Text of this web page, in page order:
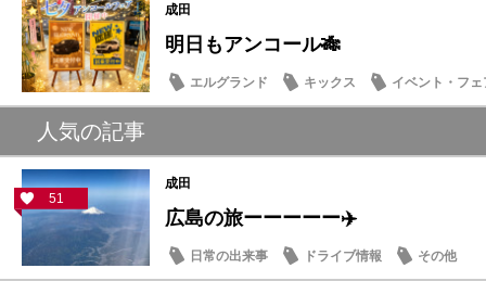
成田
明日もアンコール🎋
エルグランド キックス イベント・フェ
人気の記事
51
成田
広島の旅ーーーーー✈️
日常の出来事 ドライブ情報 その他